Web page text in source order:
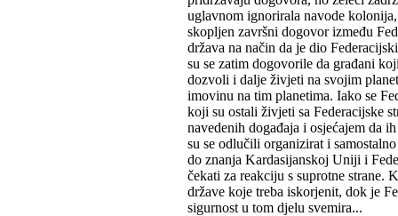
uglavnom ignorirala navode
skopljen završni dogovor između
država na način da je dio
su se zatim dogovorile da građani
dozvoli i dalje živjeti na svojim
imovinu na tim planetima. Iako se
koji su ostali živjeti sa Federacijske
navedenih događaja i osjećajem da
su se odlučili organizirat i
do znanja Kardasijanskoj Uniji i
čekati za reakciju s suprotne strane.
države koje treba iskorjenit, dok je
sigurnost u tom djelu svemira...